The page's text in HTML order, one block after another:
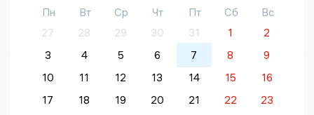
Пн Вт Ср Чт Пт Сб
Вс
27
28 29 30 31 1
2
3
4 5 6 7 8
9
10
11 12 13 14 15
16
17
18 19 20 21 22
23